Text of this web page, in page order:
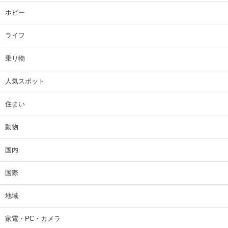
ホビー
ライフ
乗り物
人気スポット
住まい
動物
国内
国際
地域
家電・PC・カメラ